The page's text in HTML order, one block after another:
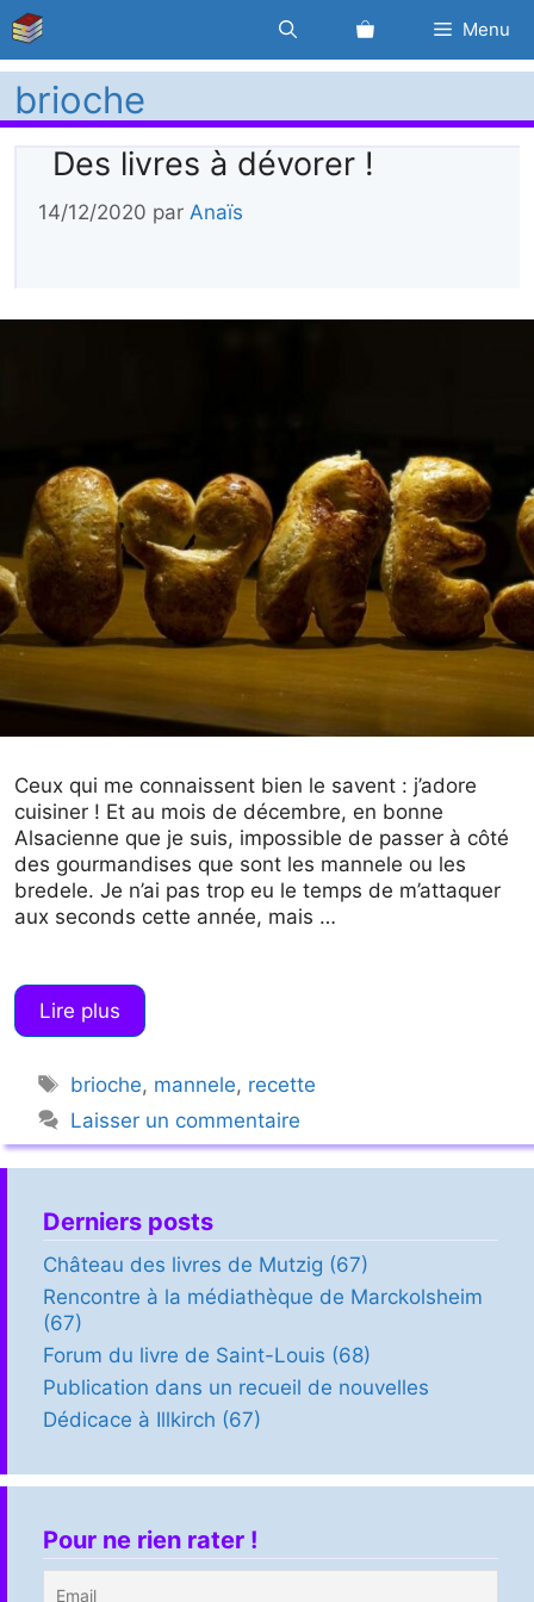
Aller
au
contenu
Menu
brioche
Des livres à dévorer !
14/12/2020 par Anaïs
Ceux qui me connaissent bien le savent : j’adore
cuisiner ! Et au mois de décembre, en bonne
Alsacienne que je suis, impossible de passer à côté
des gourmandises que sont les mannele ou les
bredele. Je n’ai pas trop eu le temps de m’attaquer
aux seconds cette année, mais …
Lire plus
Étiquettes
brioche, mannele, recette
Laisser un commentaire
Derniers posts
Château des livres de Mutzig (67)
Rencontre à la médiathèque de Marckolsheim
(67)
Forum du livre de Saint-Louis (68)
Publication dans un recueil de nouvelles
Dédicace à Illkirch (67)
Pour ne rien rater !